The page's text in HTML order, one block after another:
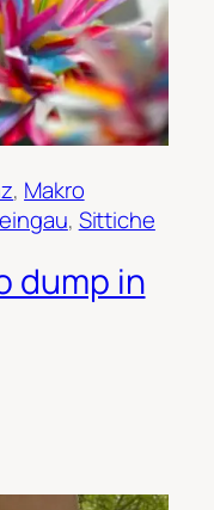
, Makro
, Sittiche
dump in